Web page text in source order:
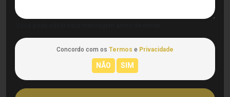
Concordo com os Termos e Privacidade